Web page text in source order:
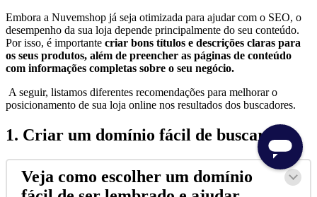
Embora a Nuvemshop já seja otimizada para ajudar com o SEO, o
desempenho da sua loja depende principalmente do seu conteúdo.
Por isso, é importante criar bons títulos e descrições claras para
os seus produtos, além de preencher as páginas de conteúdo
com informações completas sobre o seu negócio.
A seguir, listamos diferentes recomendações para melhorar o
posicionamento de sua loja online nos resultados dos buscadores.
1. Criar um domínio fácil de buscar
Veja como escolher um domínio